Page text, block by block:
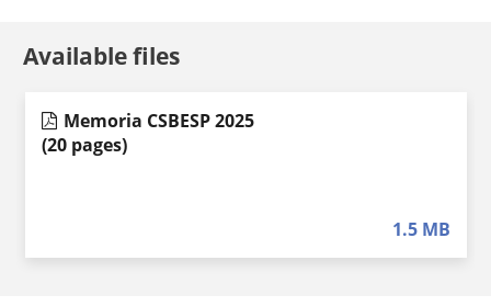
para la Zona
Available files
Memoria CSBESP 2025
1.5 MB
(20 pages)